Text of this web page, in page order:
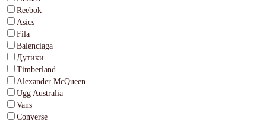
Reebok
Asics
Fila
Balenciaga
Дутики
Timberland
Alexander McQueen
Ugg Australia
Vans
Converse